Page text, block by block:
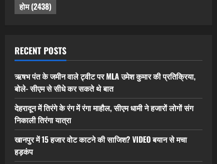
होम(2438)
RECENT POSTS
ऋषभ पंत के जमीन वाले ट्वीट पर MLA उमेश कुमार की प्रतिक्रिया,
बोले- सीएम से सीधे कर सकते थे बात
देहरादून में तिरंगे के रंग में रंगा माहौल, सीएम धामी ने हजारों लोगों संग
निकाली तिरंगा यात्रा
खानपुर में 15 हजार वोट काटने की साजिश? VIDEO बयान से मचा
हड़कंप